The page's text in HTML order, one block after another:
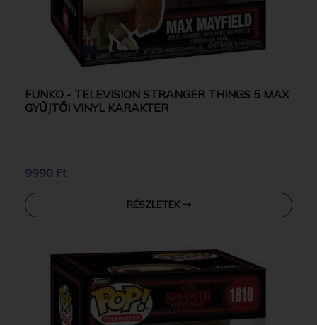
FUNKO - TELEVISION STRANGER THINGS 5 MAX
GYŰJTŐI VINYL KARAKTER
9990 Ft
RÉSZLETEK